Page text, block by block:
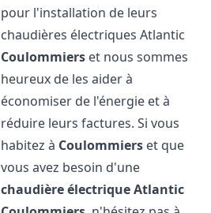
pour l'installation de leurs
chaudières électriques Atlantic
Coulommiers et nous sommes
heureux de les aider à
économiser de l'énergie et à
réduire leurs factures. Si vous
habitez à Coulommiers et que
vous avez besoin d'une
chaudière électrique Atlantic